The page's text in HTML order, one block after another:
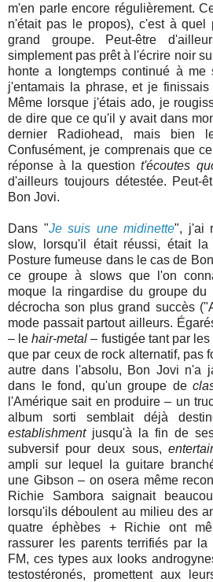
m'en parle encore régulièrement.
n'était pas le propos), c'est à quel
grand groupe. Peut-être
simplement pas prêt à l'écrire noir
honte a longtemps continué à me
j'entamais la phrase, et je finissais
Même lorsque j'étais ado, je
de dire que ce qu'il y avait dans
dernier Radiohead, mais bien
Confusément, je comprenais que
réponse à la questiont'écoutes
d'ailleurs toujours détestée. Peut-
Bon Jovi.
Dans "Je suis une midinette", j'ai
slow, lorsqu'il était réussi, était la
Posture fumeuse dans le cas de
ce groupe à slows que l'on
moque la ringardise du groupe du
décrocha son plus grand succès
mode passait partout ailleurs.
– lehair-metal – fustigée tant par
que par ceux de rock alternatif, pas
autre dans l'absolu, Bon Jovi n'a
dans le fond, qu'un groupe de
l'Amérique sait en produire – un
album sorti semblait déjà
establishmentjusqu'à la fin de
subversif pour deux sous,
ampli sur lequel la guitare
une Gibson – on osera même
Richie Sambora saignait
lorsqu'ils déboulent au milieu des
quatre éphèbes + Richie ont
rassurer les parents terrifiés par la
FM, ces types aux looks
testostéronés, promettent aux